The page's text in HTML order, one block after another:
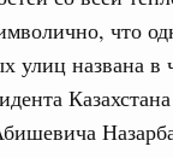
что
улиц названа в
Казахстана
для